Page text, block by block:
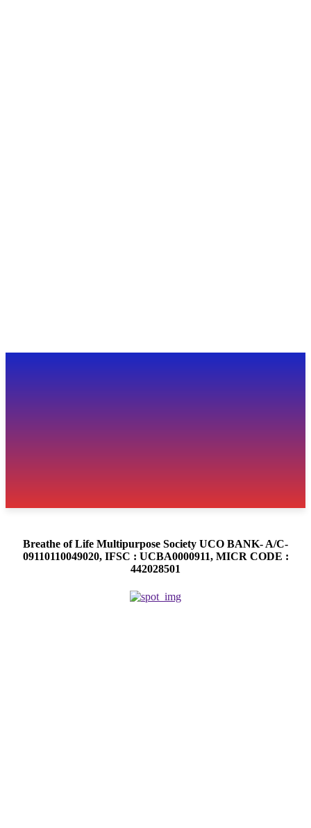
Breathe of Life Multipurpose Society UCO BANK- A/C-
09110110049020, IFSC : UCBA0000911, MICR CODE :
442028501